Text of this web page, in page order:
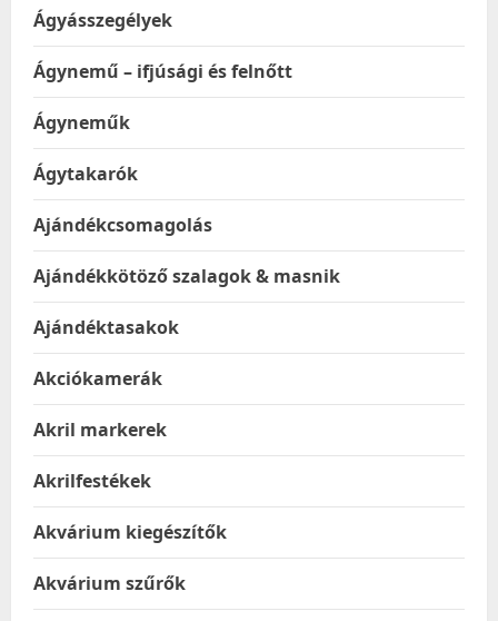
Ágyásszegélyek
Ágynemű – ifjúsági és felnőtt
Ágyneműk
Ágytakarók
Ajándékcsomagolás
Ajándékkötöző szalagok & masnik
Ajándéktasakok
Akciókamerák
Akril markerek
Akrilfestékek
Akvárium kiegészítők
Akvárium szűrők